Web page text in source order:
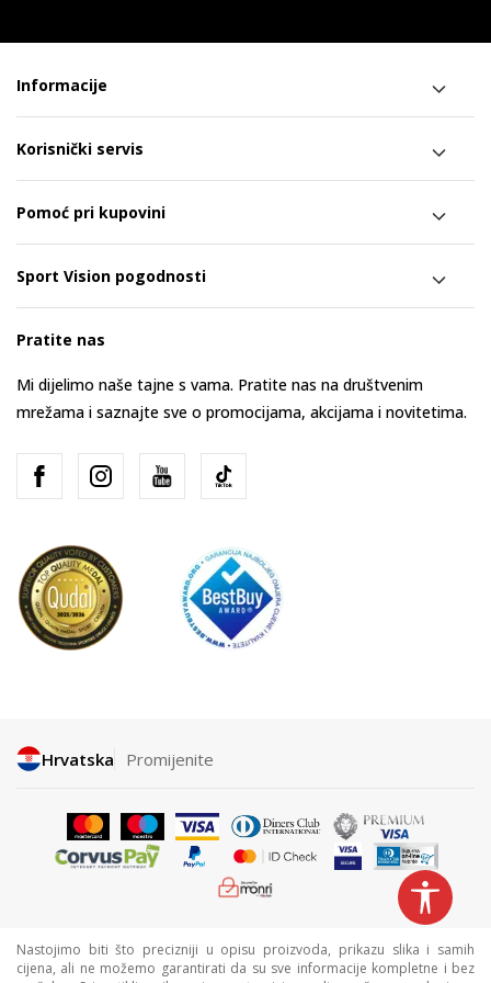
Informacije
Korisnički servis
Pomoć pri kupovini
Sport Vision pogodnosti
Pratite nas
Mi dijelimo naše tajne s vama. Pratite nas na društvenim
mrežama i saznajte sve o promocijama, akcijama i novitetima.
Hrvatska Promijenite
Nastojimo biti što precizniji u opisu proizvoda, prikazu slika i samih
cijena, ali ne možemo garantirati da su sve informacije kompletne i bez